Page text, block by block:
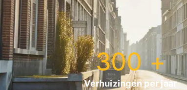
300+
Verhuizingen per jaar